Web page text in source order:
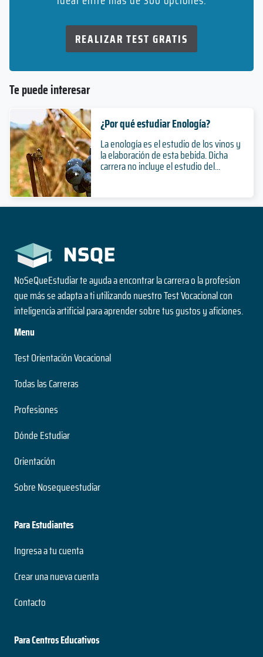
REALIZAR TEST GRATIS
Te puede interesar
¿Por qué estudiar Enología?
La enología es el estudio de los vinos y
la elaboración de esta bebida. Dicha
carrera no incluye el estudio del...
NoSeQueEstudiar te ayuda a encontrar la carrera o la profesion
que más se adapta a ti utilizando nuestro Test Vocacional con
inteligencia artificial para aprender sobre tus gustos y aficiones.
Menu
Test Orientación Vocacional
Todas las Carreras
Profesiones
Dónde Estudiar
Orientación
Sobre Nosequeestudiar
Para Estudiantes
Ingresa a tu cuenta
Crear una nueva cuenta
Contacto
Para Centros Educativos